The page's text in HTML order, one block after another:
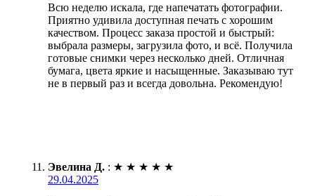
Всю неделю искала, где напечатать фотографии.
Приятно удивила доступная печать с хорошим
качеством. Процесс заказа простой и быстрый:
выбрала размеры, загрузила фото, и всё. Получила
готовые снимки через несколько дней. Отличная
бумага, цвета яркие и насыщенные. Заказываю тут
не в первый раз и всегда довольна. Рекомендую!
Эвелина Д. : ★ ★ ★ ★ ★
29.04.2025